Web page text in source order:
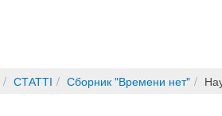
жизни – эликсир, который есть у каждого, но
СТАТТІ Сборник "Времени нет"